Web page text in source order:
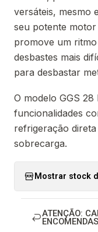
versáteis, mesmo
seu potente
promove um
desbastes mais
para desbastar
O modelo GGS
funcionalidades
refrigeração
sobrecarga.
Mostrar stock
ATENÇÃO:
ENCOMENDAS